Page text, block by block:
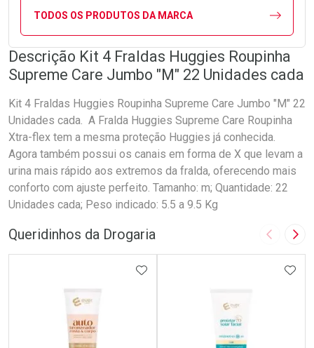
TODOS OS PRODUTOS DA MARCA
Descrição Kit 4 Fraldas Huggies Roupinha
Supreme Care Jumbo "M" 22 Unidades cada
Kit 4 Fraldas Huggies Roupinha Supreme Care Jumbo "M" 22
Unidades cada. A Fralda Huggies Supreme Care Roupinha
Xtra-flex tem a mesma proteção Huggies já conhecida.
Agora também possui os canais em forma de X que levam a
urina mais rápido aos extremos da fralda, oferecendo mais
conforto com ajuste perfeito. Tamanho: m; Quantidade: 22
Unidades cada; Peso indicado: 5.5 a 9.5 Kg
Queridinhos da Drogaria Imagem
ADICIONAR AOS FAVORITOS